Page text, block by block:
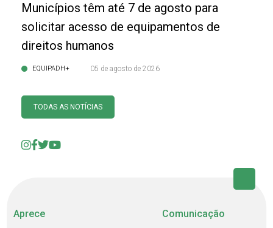
Municípios têm até 7 de agosto para
solicitar acesso de equipamentos de
direitos humanos
EQUIPADH+ 05 de agosto de 2026
TODAS AS NOTÍCIAS
Aprece Comunicação